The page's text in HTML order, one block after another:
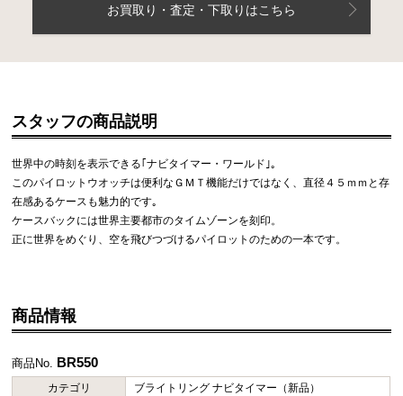
お買取り・査定・下取りはこちら
スタッフの商品説明
世界中の時刻を表示できる｢ナビタイマー・ワールド｣｡
このパイロットウオッチは便利なＧＭＴ機能だけではなく、直径４５ｍｍと存
在感あるケースも魅力的です｡
ケースバックには世界主要都市のタイムゾーンを刻印。
正に世界をめぐり、空を飛びつづけるパイロットのための一本です。
商品情報
商品No. BR550
カテゴリ
ブライトリング ナビタイマー（新品）